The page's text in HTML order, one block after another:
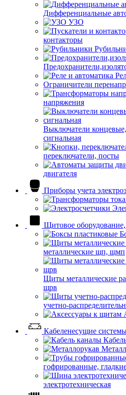
Дифференциальные
УЗО
контакторы
Ограничители
напряжения
Выключатели
сигнальная
переключатели, посты
двигателя
Приборы учета
Щитовое
металлические щп, щмп
Щиты металлические
щрв
учетно-
Кабеленесущие
гофрированные,
электротехническая